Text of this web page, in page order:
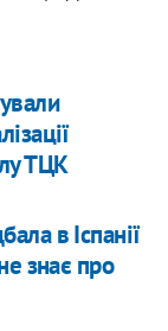
ТЦК
в Іспанії
знає про